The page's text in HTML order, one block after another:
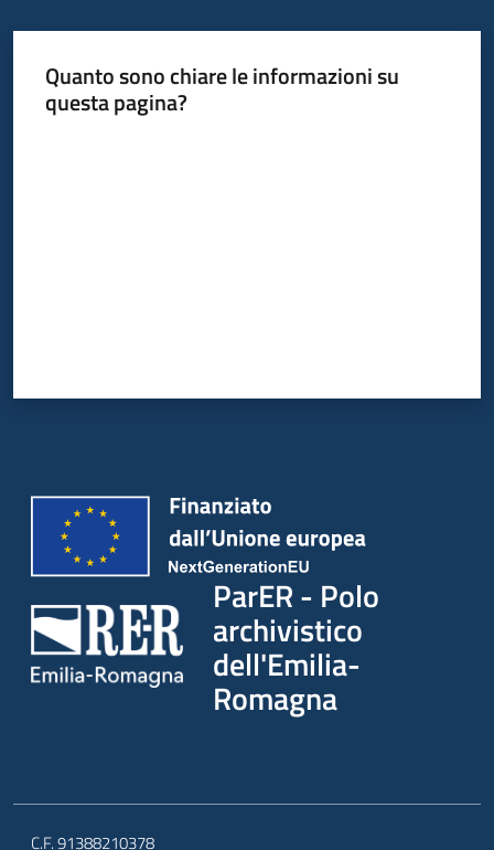
Quanto sono chiare le informazioni su
questa pagina?
ParER - Polo
archivistico
dell'Emilia-
Romagna
C.F. 91388210378